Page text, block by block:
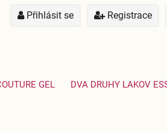
Přihlásit se Registrace
GEL DVA DRUHY LAKOV